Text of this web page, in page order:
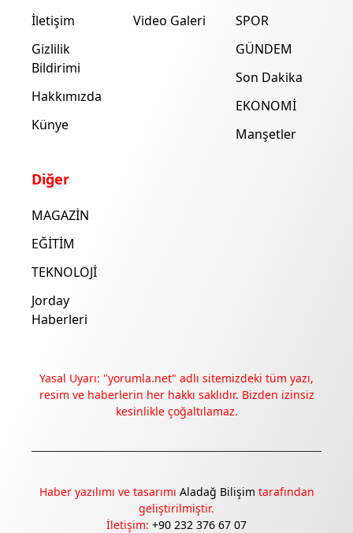
Deneyimini iyileştirmek ve içeriğimizi geliştirmek için çerezler
yalnızca onayınla.
İletişim
Gizlilik
Bildirimi
Hakkımızda
Künye
Video Galeri
SPOR
GÜNDEM
Son Dakika
EKONOMİ
Manşetler
Diğer
MAGAZİN
EĞİTİM
TEKNOLOJİ
Jorday
Haberleri
Yasal Uyarı: "yorumla.net" adlı sitemizdeki tüm yazı,
resim ve haberlerin her hakkı saklıdır. Bizden izinsiz
kesinlikle çoğaltılamaz.
Haber yazılımı ve tasarımı Aladağ Bilişim tarafından
geliştirilmiştir.
İletişim: +90 232 376 67 07